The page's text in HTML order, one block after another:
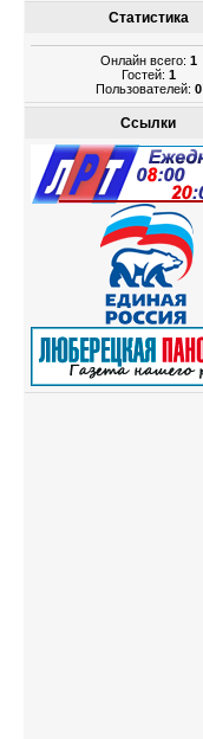
Статистика
Онлайн всего: 1
Гостей: 1
Пользователей: 0
Ссылки